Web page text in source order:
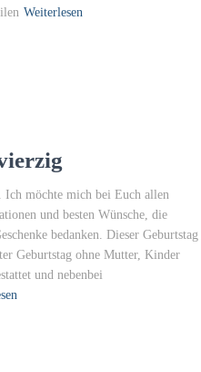
Weiterlesen
Ich möchte mich bei Euch allen
und besten Wünsche, die
bedanken. Dieser Geburtstag
Geburtstag ohne Mutter, Kinder
und nebenbei